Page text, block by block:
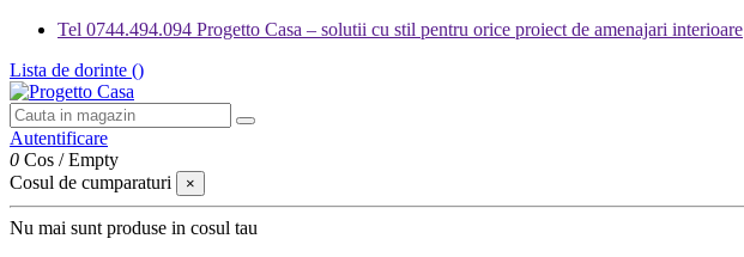
Tel 0744.494.094 Progetto Casa – solutii cu stil pentru orice proiect de amenajari interioare
Lista de dorinte ()
Autentificare
0 Cos /Empty
Cosul de cumparaturi
×
Nu mai sunt produse in cosul tau